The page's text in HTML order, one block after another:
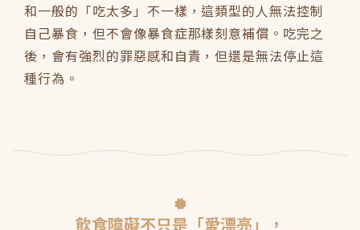
和一般的「吃太多」不一樣，這類型的人無法控制
自己暴食，但不會像暴食症那樣刻意補償。吃完之
後，會有強烈的罪惡感和自責，但還是無法停止這
種行為。
飲食障礙不只是「愛漂亮」，